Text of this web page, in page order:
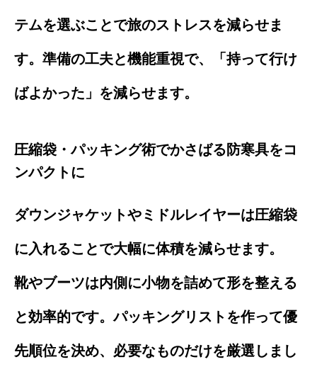
テムを選ぶことで旅のストレスを減らせま
す。準備の工夫と機能重視で、「持って行け
ばよかった」を減らせます。
圧縮袋・パッキング術でかさばる防寒具をコ
ンパクトに
ダウンジャケットやミドルレイヤーは圧縮袋
に入れることで大幅に体積を減らせます。
靴やブーツは内側に小物を詰めて形を整える
と効率的です。パッキングリストを作って優
先順位を決め、必要なものだけを厳選しまし